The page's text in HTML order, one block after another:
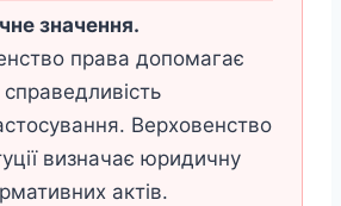
значення.
права допомагає
справедливість
Верховенство
визначає юридичну
актів.